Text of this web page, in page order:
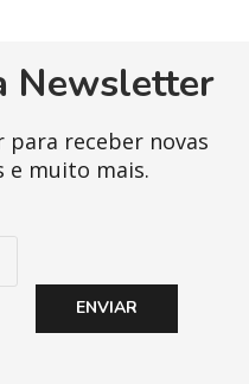
Newsletter
para receber novas
e muito mais.
ENVIAR